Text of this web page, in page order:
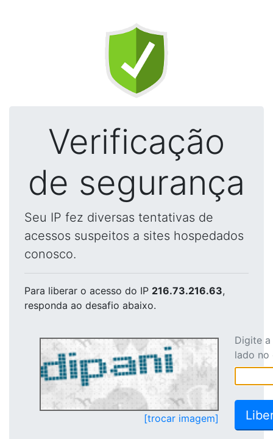
Verificação
de segurança
Seu IP fez diversas tentativas de
acessos suspeitos a sites hospedados
conosco.
Para liberar o acesso do IP 216.73.216.63,
responda ao desafio abaixo.
[trocar imagem]
Digite
lado no